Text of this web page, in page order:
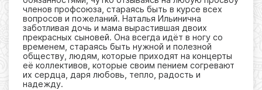
членов профсоюза, стараясь быть в курсе всех
вопросов и пожеланий. Наталья Ильинична
заботливая дочь и мама вырастившая двоих
прекрасных сыновей. Она всегда идёт в ногу со
временем, стараясь быть нужной и полезной
обществу, людям, которые приходят на концерты
её коллективов, которые своим пением согревают
их сердца, даря любовь, тепло, радость и
надежду.